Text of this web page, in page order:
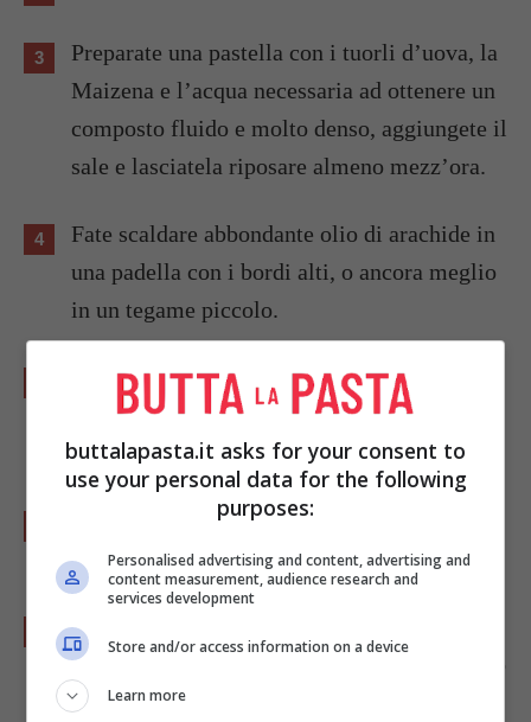
Preparate una pastella con i tuorli d’uova, la
Maizena e l’acqua necessaria ad ottenere un
composto fluido e molto denso, aggiungete il
sale e lasciatela riposare almeno mezz’ora.
Fate scaldare abbondante olio di arachide in
una padella con i bordi alti, o ancora meglio
in un tegame piccolo.
Tuffate lepalline di marzapanenella
pastella, scolatele e friggetele fino a quando
saranno dorate.
Toglietele dal fuoco e mettetele a perdere
l’ecesso di unto sulla carta da cucina.
Spolverate con lo zucchero a velo o ancora
meglio rotolate nel medesimo. Servite subito
ben calde queste frittelle con il profumo
buttalapasta.it asks for your consent to
use your personal data for the following
purposes:
Personalised advertising and content, advertising and
content measurement, audience research and
services development
Store and/or access information on a device
Learn more